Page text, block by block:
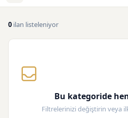
0 ilan listeleniyor
Bu kategoride
Filtrelerinizi değiştirin veya